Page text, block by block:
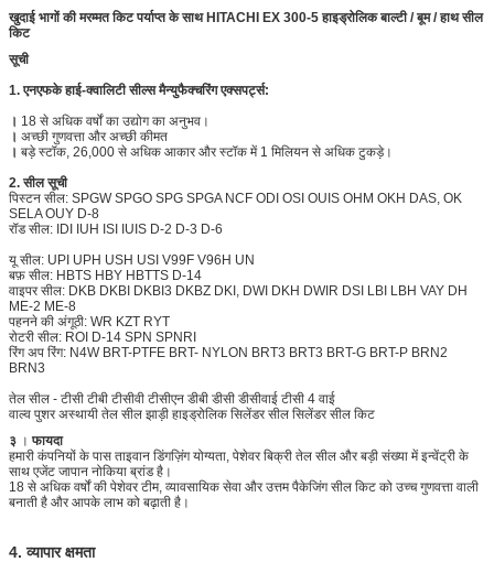
खुदाई भागों की मरम्मत किट पर्याप्त के साथ HITACHI EX 300-5 हाइड्रोलिक बाल्टी / बूम / हाथ सील
किट
सूची
1. एनएफके हाई-क्वालिटी सील्स मैन्युफैक्चरिंग एक्सपर्ट्स:
। 18 से अधिक वर्षों का उद्योग का अनुभव।
। अच्छी गुणवत्ता और अच्छी कीमत
। बड़े स्टॉक, 26,000 से अधिक आकार और स्टॉक में 1 मिलियन से अधिक टुकड़े।
2. सील सूची
पिस्टन सील: SPGW SPGO SPG SPGA NCF ODI OSI OUIS OHM OKH DAS, OK
SELA OUY D-8
रॉड सील: IDI IUH ISI IUIS D-2 D-3 D-6
यू सील: UPI UPH USH USI V99F V96H UN
बफ़ सील: HBTS HBY HBTTS D-14
वाइपर सील: DKB DKBI DKBI3 DKBZ DKI, DWI DKH DWIR DSI LBI LBH VAY DH
ME-2 ME-8
पहनने की अंगूठी: WR KZT RYT
रोटरी सील: ROI D-14 SPN SPNRI
रिंग अप रिंग: N4W BRT-PTFE BRT- NYLON BRT3 BRT3 BRT-G BRT-P BRN2
BRN3
तेल सील - टीसी टीबी टीसीवी टीसीएन डीबी डीसी डीसीवाई टीसी 4 वाई
वाल्व पुशर अस्थायी तेल सील झाड़ी हाइड्रोलिक सिलेंडर सील सिलेंडर सील किट
३ । फायदा
हमारी कंपनियों के पास ताइवान डिंगज़िंग योग्यता, पेशेवर बिक्री तेल सील और बड़ी संख्या में इन्वेंट्री के
साथ एजेंट जापान नोकिया ब्रांड है।
18 से अधिक वर्षों की पेशेवर टीम, व्यावसायिक सेवा और उत्तम पैकेजिंग सील किट को उच्च गुणवत्ता वाली
बनाती है और आपके लाभ को बढ़ाती है।
4. व्यापार क्षमता